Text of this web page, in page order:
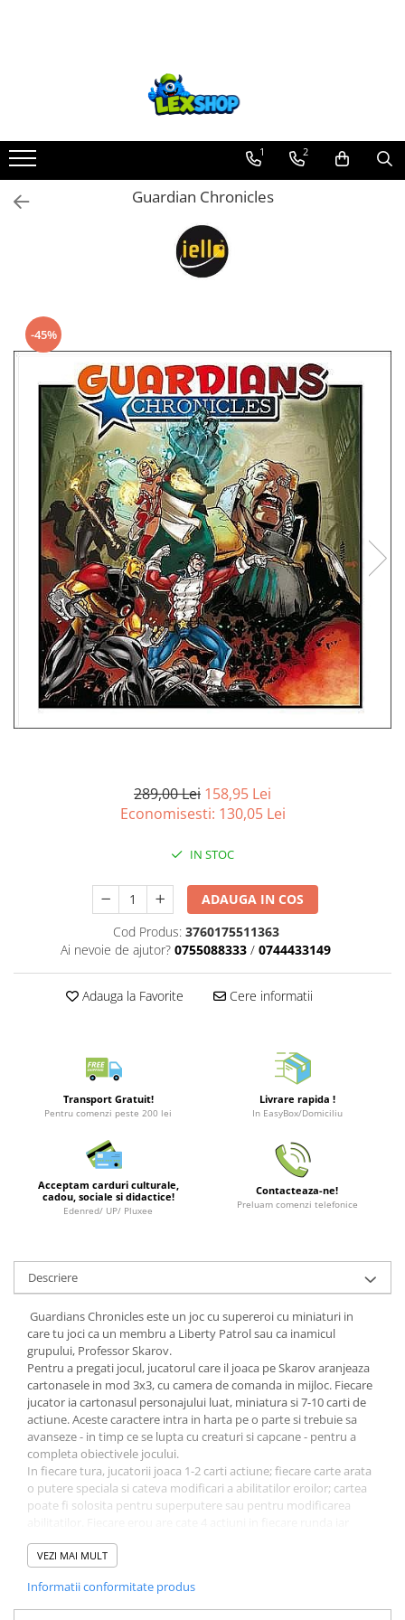
Board Games
Extensii boardgames
Card Games (jocuri cu carti)
Jocuri pentru toata familia
Jocuri pentru copii
Smart Games
Puzzle-uri logice
Jocuri cu miniaturi
Battletech
Final Girl - solo game
Miniaturi Arkham Horror
Miniaturi HEROCLIX
Accesorii pentru boardgames
Protectii carti (Sleeves)
Playmats
Deck Boxes/Cutii pentru carti
Portofolii/ Clasoare pentru carti
The Army Painter
Organizatoare
Zaruri
Carti
Alte produse Hobby
Merch Lex Hobby Store
Geek Stuff
Plusuri si papusi
Decoratiuni
Studio Ghibli/My Neighbor
Totoro/Kiki etc
Dragon Ball
Pokemon
One Piece
Lord of The Rings
Naruto Shippuden
Sailor Moon
Harry Potter
Star Trek
Fallout
Collectibles
KPop Demon Hunters
Retro Arcade – Jocuri, Console si
1 2
Guardian Chronicles
-45%
289,00 Lei 158,95 Lei
Economisesti: 130,05 Lei
IN STOC
ADAUGA IN COS
Cod Produs: 3760175511363
Ai nevoie de ajutor? 0755088333 / 0744433149
Adauga la Favorite Cere informatii
Transport Gratuit!
Pentru comenzi peste 200 lei
Livrare rapida !
In EasyBox/Domiciliu
Acceptam carduri culturale,
cadou, sociale si didactice!
Edenred/ UP/ Pluxee
Contacteaza-ne!
Preluam comenzi telefonice
Descriere
Guardians Chronicles este un joc cu supereroi cu miniaturi in
care tu joci ca un membru a Liberty Patrol sau ca inamicul
grupului, Professor Skarov.
Pentru a pregati jocul, jucatorul care il joaca pe Skarov aranjeaza
cartonasele in mod 3x3, cu camera de comanda in mijloc. Fiecare
jucator ia cartonasul personajului luat, miniatura si 7-10 carti de
actiune. Aceste caractere intra in harta pe o parte si trebuie sa
avanseze - in timp ce se lupta cu creaturi si capcane - pentru a
completa obiectivele jocului.
In fiecare tura, jucatorii joaca 1-2 carti actiune; fiecare carte arata
o putere speciala si cateva modificari a abilitatilor eroilor; cartea
poate fi solosita pentru superputere sau pentru modificarea
jucatorii pot juca in orice ordine doresc. Se pot muta pe harta,
pot ataca sau pot folosi superputerea.
de actiunile facute de eroi, cu care poate sa se miste, poate sa
activeze monstri sau roboti cu care sa faca diverse actiuni.
VEZI MAI MULT
Informatii conformitate produs